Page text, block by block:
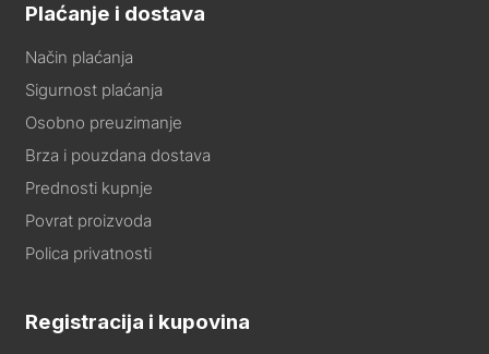
Plaćanje i dostava
Način plaćanja
Sigurnost plaćanja
Osobno preuzimanje
Brza i pouzdana dostava
Prednosti kupnje
Povrat proizvoda
Polica privatnosti
Registracija i kupovina